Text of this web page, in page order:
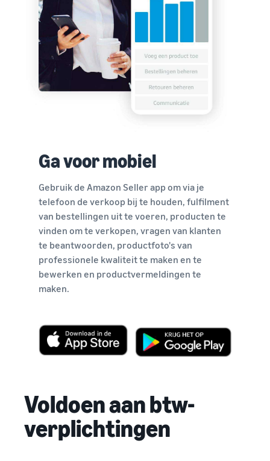
Ga voor mobiel
Gebruik de Amazon Seller app om via je
telefoon de verkoop bij te houden, fulfilment
van bestellingen uit te voeren, producten te
vinden om te verkopen, vragen van klanten
te beantwoorden, productfoto's van
professionele kwaliteit te maken en te
bewerken en productvermeldingen te
maken.
Voldoen aan btw-
verplichtingen